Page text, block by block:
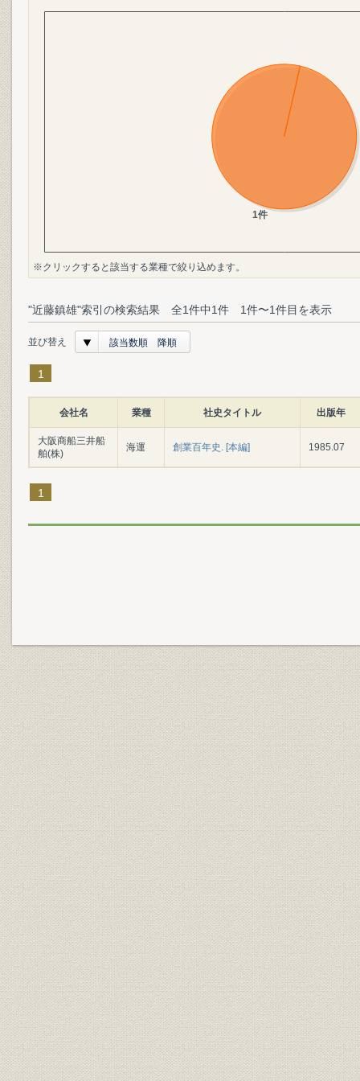
※クリックすると該当する業種で絞り込めます。
"近藤鎮雄"索引の検索結果 全1件中1件 1件〜1件目を表示
並び替え 該当数順 降順
1
会社名 業種 社史タイトル 出版年
大阪商船三井船
舶(株)
海運 創業百年史. [本編] 1985.07
1